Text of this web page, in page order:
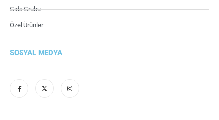
Gıda Grubu
Özel Ürünler
SOSYAL MEDYA